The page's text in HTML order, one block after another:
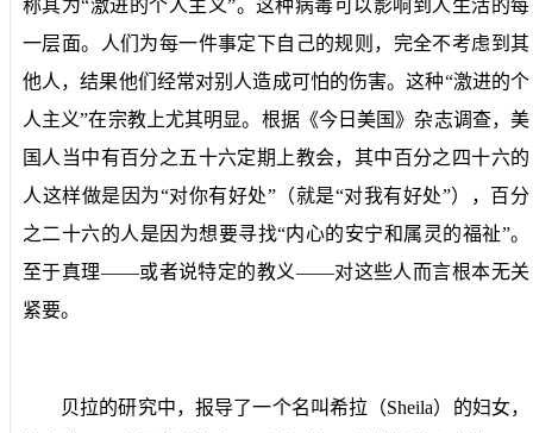
称其为“激进的个人主义”。这种病毒可以影响到人生活的每
一层面。人们为每一件事定下自己的规则，完全不考虑到其
他人，结果他们经常对别人造成可怕的伤害。这种“激进的个
人主义”在宗教上尤其明显。根据《今日美国》杂志调查，美
国人当中有百分之五十六定期上教会，其中百分之四十六的
人这样做是因为“对你有好处”（就是“对我有好处”），百分
之二十六的人是因为想要寻找“内心的安宁和属灵的福祉”。
至于真理——或者说特定的教义——对这些人而言根本无关
紧要。
贝拉的研究中，报导了一个名叫希拉（Sheila）的妇女，